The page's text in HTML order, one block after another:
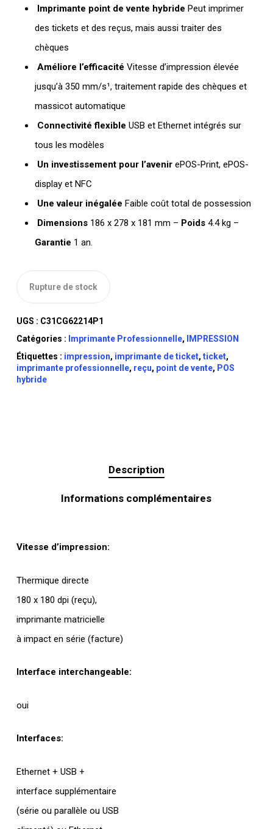
Imprimante point de vente hybride Peut imprimer
des tickets et des reçus, mais aussi traiter des
chèques
Améliore l’efficacité Vitesse d’impression élevée
jusqu’à 350 mm/s¹, traitement rapide des chèques et
massicot automatique
Connectivité flexible USB et Ethernet intégrés sur
tous les modèles
Un investissement pour l’avenirePOS-Print, ePOS-
display et NFC
Une valeur inégalée Faible coût total de possession
Dimensions186‎ x 278 x 181 mm – Poids4.4 kg –
Garantie 1 an.
Rupture de stock
UGS : C31CG62214P1
Catégories : Imprimante Professionnelle,
IMPRESSION
Étiquettes : impression, imprimante de ticket, ticket,
imprimante professionnelle, reçu, point de vente, POS
hybride
Description
Informations complémentaires
Vitesse d’impression:
Thermique directe
180 x 180 dpi (reçu),
imprimante matricielle
à impact en série (facture)
Interface interchangeable:
oui
Interfaces:
Ethernet + USB +
interface supplémentaire
(série ou parallèle ou USB